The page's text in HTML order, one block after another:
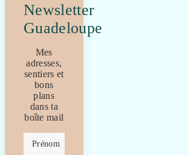
Newsletter
Guadeloupe
Mes
adresses,
sentiers et
bons
plans
dans ta
boîte mail
Prénom